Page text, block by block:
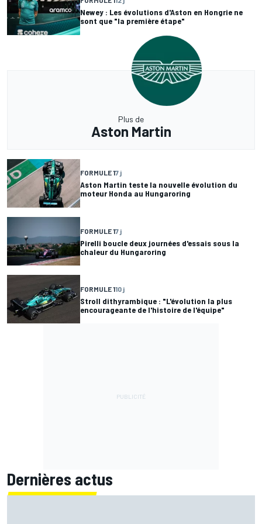
Newey : Les évolutions d'Aston en Hongrie ne
sont que "la première étape"
Plus de
Aston Martin
FORMULE 17 j
Aston Martin teste la nouvelle évolution du
moteur Honda au Hungaroring
FORMULE 17 j
Pirelli boucle deux journées d'essais sous la
chaleur du Hungaroring
FORMULE 110 j
Stroll dithyrambique : "L'évolution la plus
encourageante de l'histoire de l'équipe"
Dernières actus